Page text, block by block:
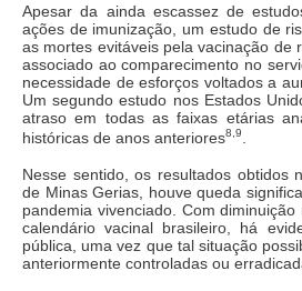
Apesar da ainda escassez de
ações de imunização, um estudo de
as mortes evitáveis pela vacinação de
associado ao comparecimento no
necessidade de esforços voltados a
Um segundo estudo nos Estados
atraso em todas as faixas etárias
históricas de anos anteriores8,9
Nesse sentido, os resultados obtidos
de Minas Gerias, houve queda
pandemia vivenciado. Com
calendário vacinal brasileiro, há
pública, uma vez que tal situação
anteriormente controladas ou